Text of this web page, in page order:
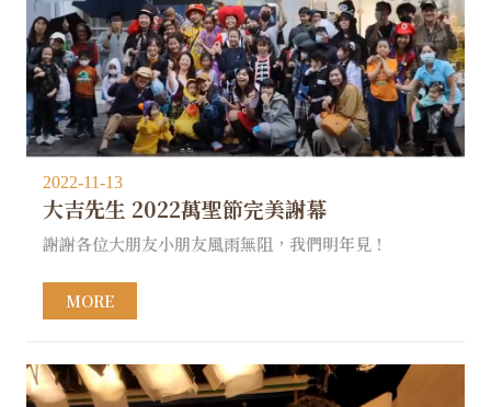
2022-11-13
大吉先生 2022萬聖節完美謝幕
謝謝各位大朋友小朋友風雨無阻，我們明年見！
MORE